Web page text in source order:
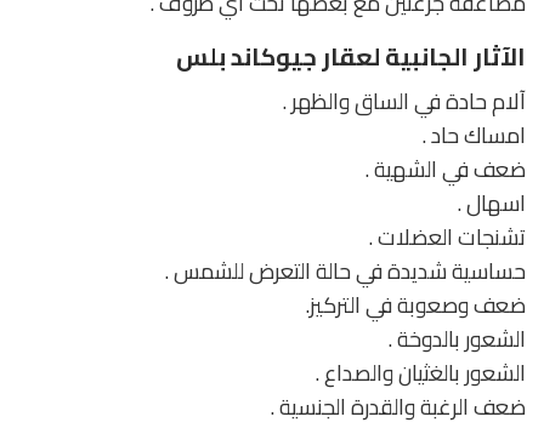
الآثار الجانبية لعقار جيوكاند بلس
آلام حادة في الساق والظهر .
امساك حاد .
ضعف في الشهية .
اسهال .
تشنجات العضلات .
حساسية شديدة في حالة التعرض للشمس .
ضعف وصعوبة في التركيز.
الشعور بالدوخة .
الشعور بالغثيان والصداع .
ضعف الرغبة والقدرة الجنسية .